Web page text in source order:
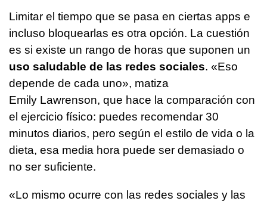
Limitar el tiempo que se pasa en ciertas apps e
incluso bloquearlas es otra opción. La cuestión
es si existe un rango de horas que suponen un
uso saludable de las redes sociales. «Eso
depende de cada uno», matiza
Emily Lawrenson, que hace la comparación con
el ejercicio físico: puedes recomendar 30
minutos diarios, pero según el estilo de vida o la
dieta, esa media hora puede ser demasiado o
no ser suficiente.
«Lo mismo ocurre con las redes sociales y las